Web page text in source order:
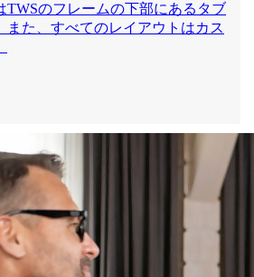
TWSのフレームの下部にあるタブ
また、すべてのレイアウトはカス